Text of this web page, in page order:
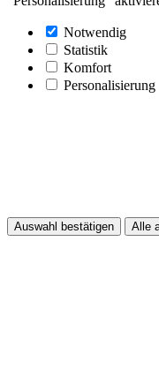
Notwendig
Statistik
Komfort
Personalisierung
Auswahl bestätigen Alle